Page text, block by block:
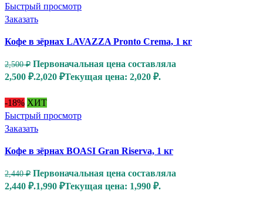
Быстрый просмотр
Заказать
Кофе в зёрнах LAVAZZA Pronto Crema, 1 кг
2,500₽ Первоначальная цена составляла
2,500 ₽.2,020 ₽Текущая цена: 2,020 ₽.
-18% ХИТ
Быстрый просмотр
Заказать
Кофе в зёрнах BOASI Gran Riserva, 1 кг
2,440₽ Первоначальная цена составляла
2,440 ₽.1,990 ₽Текущая цена: 1,990 ₽.